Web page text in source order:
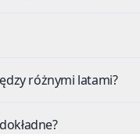
różnymi latami?